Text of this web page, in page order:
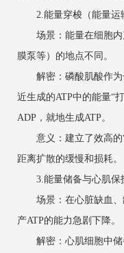
2.能量穿梭（能量运
场景：能量在细胞内
膜泵等）的地点不同。
解密：磷酸肌酸作为
近生成的ATP中的能量“
ADP，就地生成ATP。
意义：建立了效高的“
距离扩散的缓慢和损耗。
3.能量储备与心肌保
场景：在心脏缺血、
产ATP的能力急剧下降。
解密：心肌细胞中储